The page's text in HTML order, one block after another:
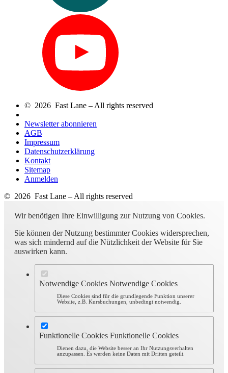
© 2026 Fast Lane – All rights reserved
Newsletter abonnieren
AGB
Impressum
Datenschutzerklärung
Kontakt
Sitemap
Anmelden
© 2026 Fast Lane – All rights reserved
Wir benötigen Ihre Einwilligung zur Nutzung von Cookies.
Sie können der Nutzung bestimmter Cookies widersprechen,
was sich mindernd auf die Nützlichkeit der Website für Sie
auswirken kann.
Notwendige Cookies Notwendige Cookies
Diese Cookies sind für die grundlegende Funktion unserer
Website, z.B. Kursbuchungen, unbedingt notwendig.
Funktionelle Cookies Funktionelle Cookies
Dienen dazu, die Website besser an Ihr Nutzungsverhalten
anzupassen. Es werden keine Daten mit Dritten geteilt.